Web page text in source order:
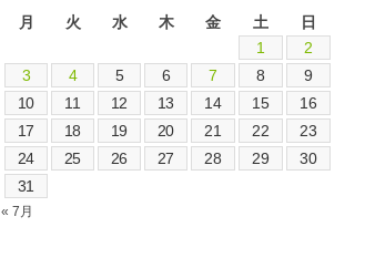
月
火 水 木 金 土
日
1
2
3
4 5 6 7 8
9
10
11 12 13 14 15
16
17
18 19 20 21 22
23
24
25 26 27 28 29
30
31
« 7月